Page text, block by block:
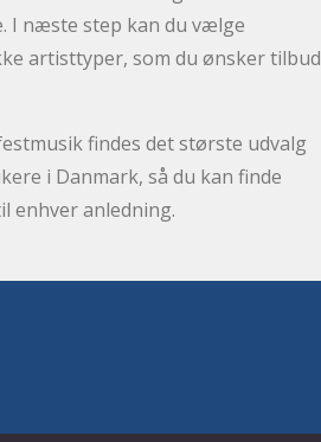
I næste step kan du vælge
artisttyper, som du ønsker tilbud
findes det største udvalg
i Danmark, så du kan finde
enhver anledning.